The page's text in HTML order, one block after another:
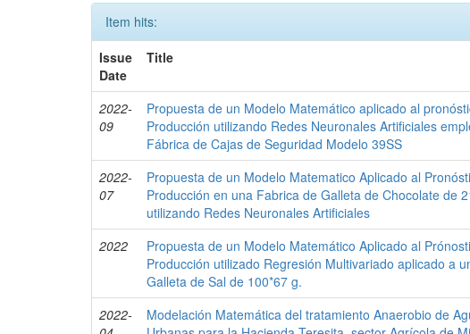
Item hits:
Issue
Date
Title
2022-
09
Propuesta de un Modelo Matemático aplicado al
Producción utilizando Redes Neuronales Artificiales
Fábrica de Cajas de Seguridad Modelo 39SS
2022-
07
Propuesta de un Modelo Matematico Aplicado al
Producción en una Fabrica de Galleta de Chocolate de
utilizando Redes Neuronales Artificiales
2022
Propuesta de un Modelo Matemático Aplicado al
Producción utilizado Regresión Multivariado aplicado a
Galleta de Sal de 100*67 g.
2022-
Modelación Matemática del tratamiento Anaerobio de